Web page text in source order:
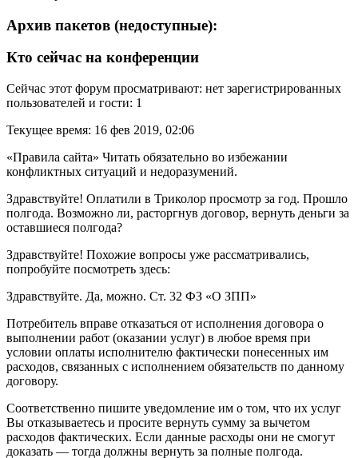
Архив пакетов (недоступные):
Кто сейчас на конференции
Сейчас этот форум просматривают: нет зарегистрированных
пользователей и гости: 1
Текущее время: 16 фев 2019, 02:06
«Правила сайта» Читать обязательно во избежании
конфликтных ситуаций и недоразумений.
Здравствуйте! Оплатили в Триколор просмотр за год. Прошло
полгода. Возможно ли, расторгнув договор, вернуть деньги за
оставшиеся полгода?
Здравствуйте! Похожие вопросы уже рассматривались,
попробуйте посмотреть здесь:
Здравствуйте. Да, можно. Ст. 32 ФЗ «О ЗПП»
Потребитель вправе отказаться от исполнения договора о
выполнении работ (оказании услуг) в любое время при
условии оплаты исполнителю фактически понесенных им
расходов, связанных с исполнением обязательств по данному
договору.
Соответственно пишите уведомление им о том, что их услуг
Вы отказываетесь и просите вернуть сумму за вычетом
расходов фактических. Если данные расходы они не смогут
доказать — тогда должны вернуть за полные полгода.